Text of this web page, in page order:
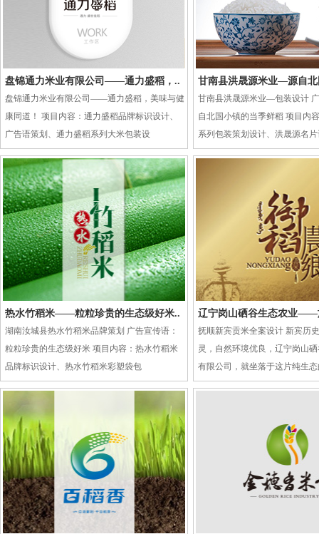
盘锦通力米业有限公司——通力盛稻，..
盘锦通力米业有限公司——通力盛稻，美味与健
康同道！ 项目内容：通力盛稻品牌标识设计、
广告语策划、通力盛稻系列大米包装设
甘南县洪晟源米业—源自
甘南县洪晟源米业—包装设计
自北国小镇的当季鲜稻 项目内
系列包装策划设计、洪晟源名
热水竹稻米——粒粒珍贵的生态级好米..
湖南汝城县热水竹稻米品牌策划 广告宣传语：
粒粒珍贵的生态级好米 项目内容：热水竹稻米
品牌标识设计、热水竹稻米彩塑袋包
辽宁岗山硒谷生态农业——
抚顺新宾贡米全案设计 新宾历
灵，自然环境优良，辽宁岗山
有限公司，就坐落于这片纯生